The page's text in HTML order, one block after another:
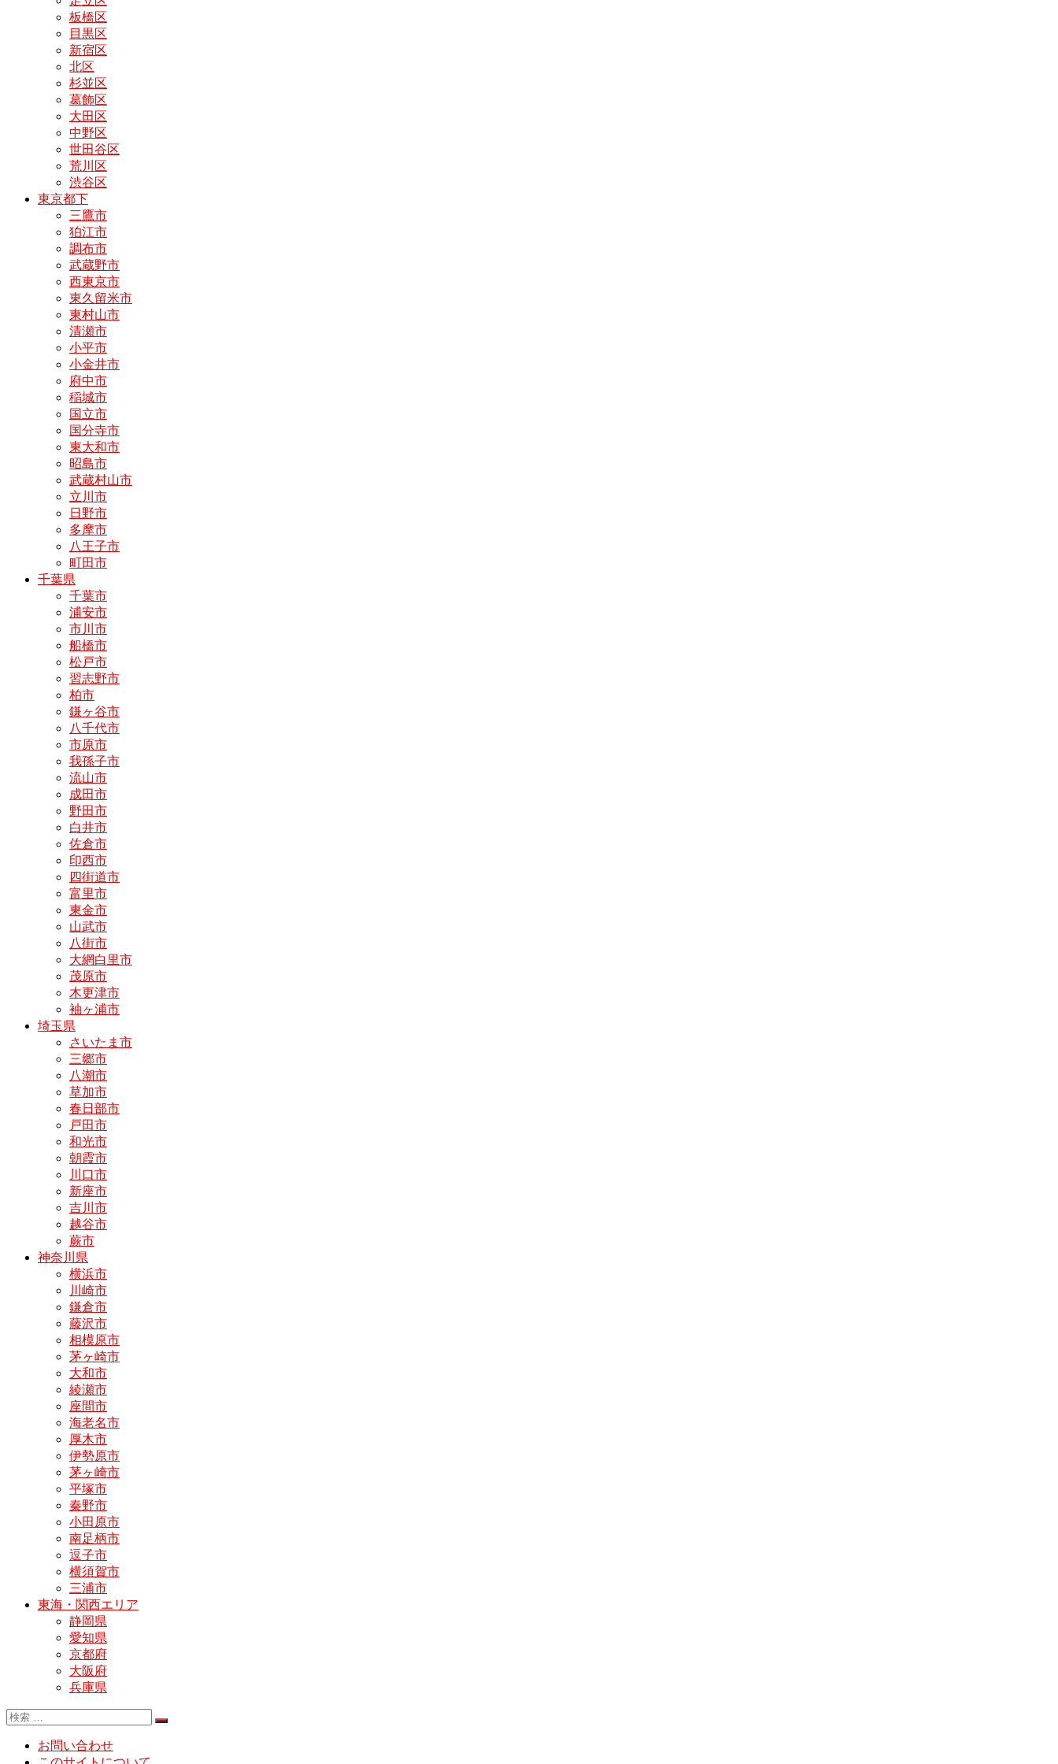
板橋区
目黒区
新宿区
北区
杉並区
葛飾区
大田区
中野区
世田谷区
荒川区
渋谷区
東京都下
三鷹市
狛江市
調布市
武蔵野市
西東京市
東久留米市
東村山市
清瀬市
小平市
小金井市
府中市
稲城市
国立市
国分寺市
東大和市
昭島市
武蔵村山市
立川市
日野市
多摩市
八王子市
町田市
千葉県
千葉市
浦安市
市川市
船橋市
松戸市
習志野市
柏市
鎌ヶ谷市
八千代市
市原市
我孫子市
流山市
成田市
野田市
白井市
佐倉市
印西市
四街道市
富里市
東金市
山武市
八街市
大網白里市
茂原市
木更津市
袖ヶ浦市
埼玉県
さいたま市
三郷市
八潮市
草加市
春日部市
戸田市
和光市
朝霞市
川口市
新座市
吉川市
越谷市
蕨市
神奈川県
横浜市
川崎市
鎌倉市
藤沢市
相模原市
茅ヶ崎市
大和市
綾瀬市
座間市
海老名市
厚木市
伊勢原市
茅ヶ崎市
平塚市
秦野市
小田原市
南足柄市
逗子市
横須賀市
三浦市
東海・関西エリア
静岡県
愛知県
京都府
大阪府
兵庫県
お問い合わせ